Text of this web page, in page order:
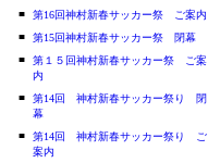
■
第16回神村新春サッカー祭 ご案内
■
第15回神村新春サッカー祭 閉幕
■
第１５回神村新春サッカー祭 ご案
内
■
第14回 神村新春サッカー祭り 閉
幕
■
第14回 神村新春サッカー祭り ご
案内